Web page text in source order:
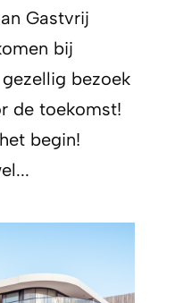
Gastvrij
bij
bezoek
de toekomst!
begin!